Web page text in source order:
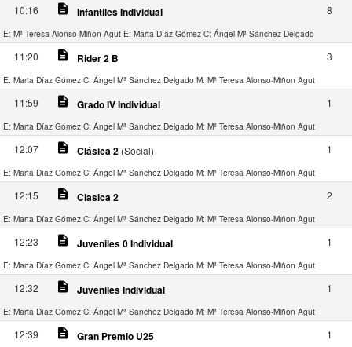
10:16 description Infantiles Individual 8
E: Mª Teresa Alonso-Miñon Agut E: Marta Díaz Gómez C: Ángel Mª Sánchez Delgado
11:20 description Rider 2 B 3
E: Marta Díaz Gómez C: Ángel Mª Sánchez Delgado M: Mª Teresa Alonso-Miñon Agut
11:59 description Grado IV Individual 1
E: Marta Díaz Gómez C: Ángel Mª Sánchez Delgado M: Mª Teresa Alonso-Miñon Agut
12:07 description Clásica 2 (Social) 1
E: Marta Díaz Gómez C: Ángel Mª Sánchez Delgado M: Mª Teresa Alonso-Miñon Agut
12:15 description Clasica 2 2
E: Marta Díaz Gómez C: Ángel Mª Sánchez Delgado M: Mª Teresa Alonso-Miñon Agut
12:23 description Juveniles 0 Individual 1
E: Marta Díaz Gómez C: Ángel Mª Sánchez Delgado M: Mª Teresa Alonso-Miñon Agut
12:32 description Juveniles Individual 1
E: Marta Díaz Gómez C: Ángel Mª Sánchez Delgado M: Mª Teresa Alonso-Miñon Agut
12:39 description Gran Premio U25 1